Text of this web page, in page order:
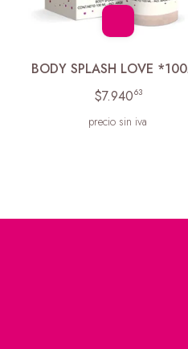
BODY SPLASH LOVE
$7.94063
precio sin iva